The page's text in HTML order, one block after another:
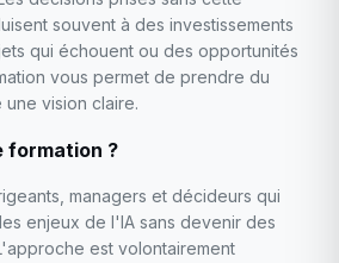
souvent à des investissements
qui échouent ou des opportunités
vous permet de prendre du
vision claire.
formation ?
managers et décideurs qui
enjeux de l'IA sans devenir des
est volontairement